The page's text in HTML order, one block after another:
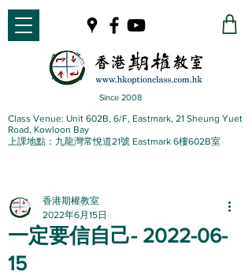
Since 2008
Class Venue: Unit 602B, 6/F, Eastmark, 21 Sheung Yuet
Road, Kowloon Bay
上課地點：九龍灣常悅道21號 Eastmark 6樓602B室
一定要信自己- 2022-06-
15
香港期權教室
2022年6月15日